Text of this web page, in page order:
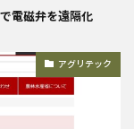
電磁弁を遠隔化
アグリテック